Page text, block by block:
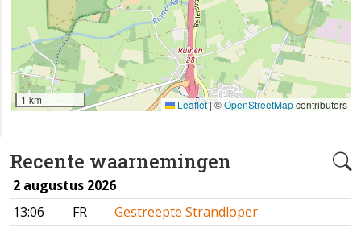
Recente waarnemingen
2 augustus 2026
13:06
FR
Gestreepte Strandloper
1 km Leaflet|©OpenStreetMapcontributors